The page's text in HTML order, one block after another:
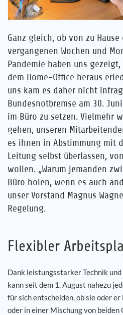
Kontakt
Ganz gleich, ob von zu
vergangenen Wochen und
Pandemie haben uns
dem Home-Office heraus
uns kam es daher nicht
Bundesnotbremse am 30.
im Büro zu setzen. Vielmehr
gehen, unseren
es ihnen in Abstimmung mit
Leitung selbst überlassen,
wollen. „Warum jemanden
Büro holen, wenn es auch
unser Vorstand Magnus
Regelung.
Flexibler
Dank leistungsstarker Technik
kann seit dem 1. August nahezu
für sich entscheiden, ob sie oder
oder in einer Mischung von